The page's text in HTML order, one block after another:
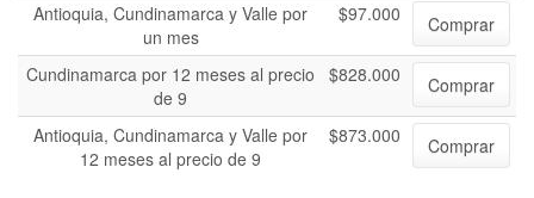
Antioquia, Cundinamarca y Valle por
un mes
$97.000 Comprar
Cundinamarca por 12 meses al precio
de 9
$828.000 Comprar
Antioquia, Cundinamarca y Valle por
12 meses al precio de 9
$873.000 Comprar